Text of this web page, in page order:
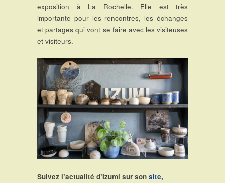
exposition à La Rochelle. Elle est très
importante pour les rencontres, les échanges
et partages qui vont se faire avec les visiteuses
et visiteurs.
Suivez l’actualité d’Izumi sur son site,